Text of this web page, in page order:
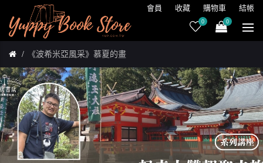
會員 收藏 購物車 結帳
0 0
《波希米亞風采》慕夏的畫